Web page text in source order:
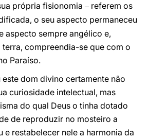
própria fisionomia – referem os
o seu aspecto permaneceu
aspecto sempre angélico e,
compreendia-se que com o
Paraíso.
este dom divino certamente não
curiosidade intelectual, mas
do qual Deus o tinha dotado
de reproduzir no mosteiro a
e restabelecer nele a harmonia da